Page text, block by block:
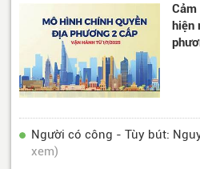
Cảm
hiện
Người có công - Tùy bút:
xem)